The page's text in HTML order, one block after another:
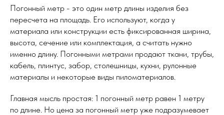
Погонный метр - это один метр длины изделия без
пересчета на площадь. Его используют, когда у
материала или конструкции есть фиксированная ширина,
высота, сечение или комплектация, а считать нужно
именно длину. Погонными метрами продают ткани, трубы,
кабель, плинтус, забор, столешницы, кухни, рулонные
материалы и некоторые виды пиломатериалов.
Главная мысль простая: 1 погонный метр равен 1 метру
по длине. Но цена за погонный метр уже подразумевает